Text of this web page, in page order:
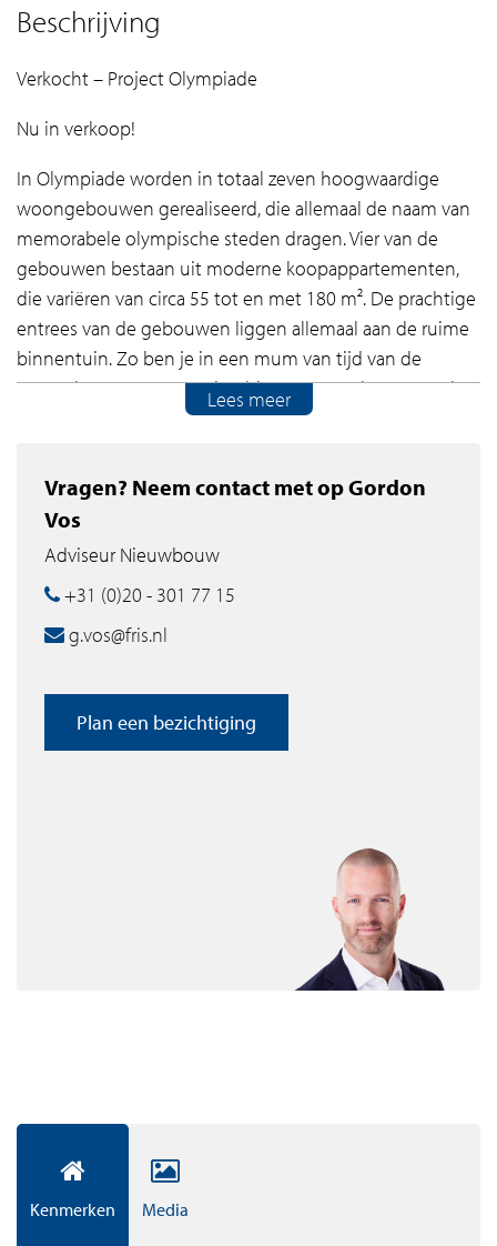
Beschrijving
Verkocht – Project Olympiade
Nu in verkoop!
In Olympiade worden in totaal zeven hoogwaardige
woongebouwen gerealiseerd, die allemaal de naam van
memorabele olympische steden dragen. Vier van de
gebouwen bestaan uit moderne koopappartementen,
die variëren van circa 55 tot en met 180 m². De prachtige
entrees van de gebouwen liggen allemaal aan de ruime
binnentuin. Zo ben je in een mum van tijd van de
gezonde groene omgeving binnen en andersom. In de
garage onder de gebouwen is niet alleen rekening
ruimte gemaakt om je fietsen te stallen.
Unwind & rewind!
Amstelveen. De woningen hebben gezamenlijk een
heerlijk groen park met een grootte van meer dan twee
levensstijl koppelen aan een gezonde woonomgeving
met veel comfort, daglicht, groen én volop ruimte voor
sport en ontspanning.
In totaal zijn er 194 appartementen en penthouses op
eigen grond te koop. De appartementen beginnen bij
circa 55 m² woonplezier. De verkoopprijzen beginnen
vanaf circa € 325.000,- vrij op naam. Dit is inclusief een
vaste parkeerplaats in de garage. Alle appartementen
XL Apartments & Penthouses
De XL Apartements & Penthouse onderstrepen onze
ambities om uit te blinken in luxe. De riante living, de
Lees meer
Vragen? Neem contact met op Gordon
Vos
Adviseur Nieuwbouw
+31 (0)20 - 301 77 15
g.vos@fris.nl
Plan een bezichtiging
Kenmerken Media